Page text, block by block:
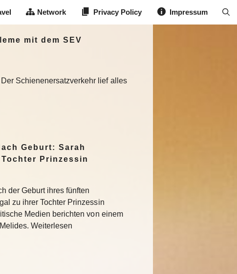
Network Privacy Policy Impressum
mit dem SEV
Schienenersatzverkehr lief alles
Geburt: Sarah
Prinzessin
der Geburt ihres fünften
zu ihrer Tochter Prinzessin
Medien berichten von einem
Weiterlesen